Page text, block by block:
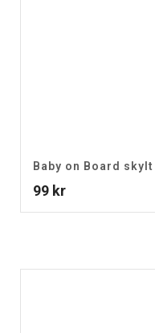
Baby on Board skylt
99 kr